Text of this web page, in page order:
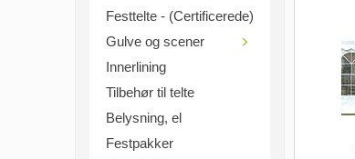
Festtelte - (Certificerede)
Gulve og scener
Innerlining
Tilbehør til telte
Belysning, el
Festpakker